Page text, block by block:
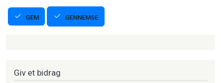
GEM GENNEMSE
Giv et bidrag